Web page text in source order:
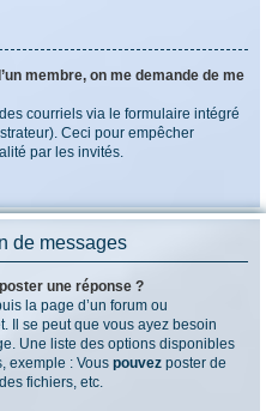
membre, on me demande de me
courriels via le formulaire intégré
Ceci pour empêcher
par les invités.
de messages
une réponse ?
la page d’un forum ou
Il se peut que vous ayez besoin
Une liste des options disponibles
exemple : Vous pouvez poster de
fichiers, etc.